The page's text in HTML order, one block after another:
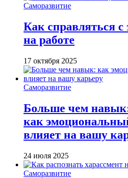
Саморазвитие
Как справляться
на работе
17 октября 2025
Саморазвитие
Больше чем
как
влияет на вашу
24 июля 2025
Саморазвитие